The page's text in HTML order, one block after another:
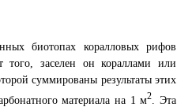
биотопах коралловых рифов
того, заселен он кораллами или
суммированы результаты этих
материала на 1 м2
. Эта